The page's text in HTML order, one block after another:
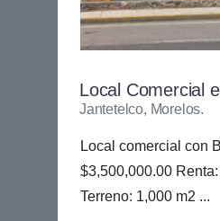
Local Comercial
Jantetelco, Morelos.
Local comercial con
$3,500,000.00
Terreno: 1,000 m2 ...